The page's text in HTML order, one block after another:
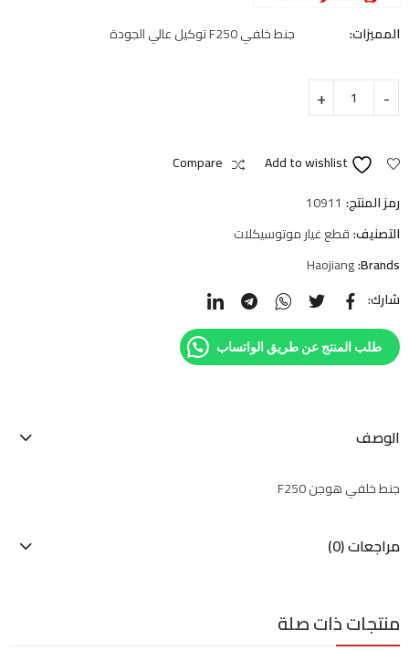
المميزات: جنط خلفي F250 توكيل عالي الجودة
Add to wishlist
Compare
رمز المنتج: 10911
التصنيف:قطع غيار موتوسيكلات
Brands:
Haojiang
شارك:
طلب المنتج عن طريق الواتساب
الوصف
جنط خلفي هوجن F250
مراجعات (0)
منتجات ذات صلة